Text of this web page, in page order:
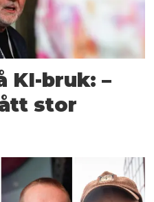
KI-bruk: –
stor